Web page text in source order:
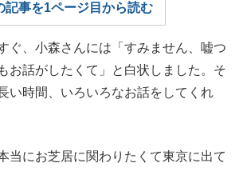
記事を1ページ目から読む
ぐ、小森さんには「すみません、嘘つ
お話がしたくて」と白状しました。そ
い時間、いろいろなお話をしてくれ
当にお芝居に関わりたくて東京に出て